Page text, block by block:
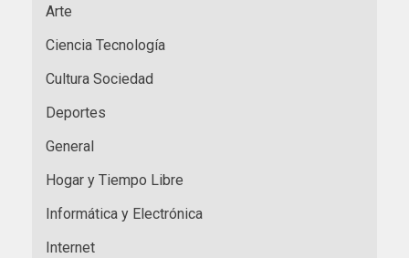
Arte
Ciencia Tecnología
Cultura Sociedad
Deportes
General
Hogar y Tiempo Libre
Informática y Electrónica
Internet